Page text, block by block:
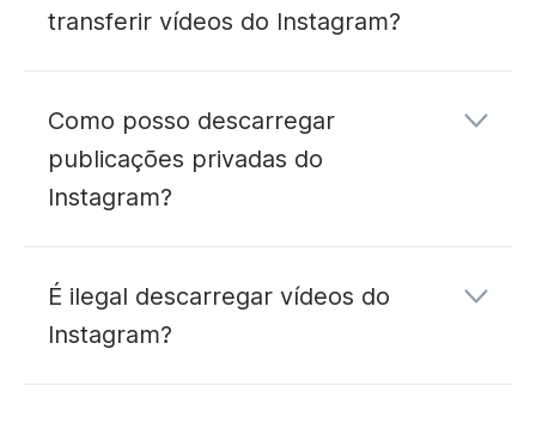
transferir vídeos do Instagram?
Como posso descarregar
publicações privadas do
Instagram?
É ilegal descarregar vídeos do
Instagram?